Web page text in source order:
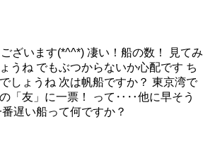
ざいます(*^^*) 凄い！船の数！ 見てみ
うね でもぶつからないか心配です ち
しょうね 次は帆船ですか？ 東京湾で
「友」に一票！ って‥‥他に早そう
遅い船って何ですか？